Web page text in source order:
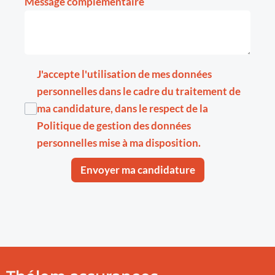
J'accepte l'utilisation de mes données
personnelles dans le cadre du traitement de
ma candidature, dans le respect de la
Politique de gestion des données
personnellesmise à ma disposition.
Envoyer ma candidature